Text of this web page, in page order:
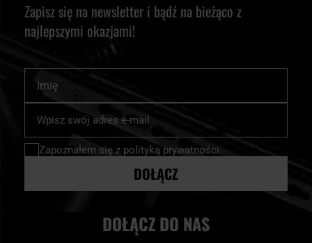
Zapisz się na newsletter i bądź na bieżąco z
najlepszymi okazjami!
nasz
newsletter:
Zapoznałem się z polityką prywatności
DOŁĄCZ
DOŁĄCZ DO NAS